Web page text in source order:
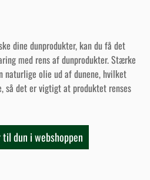
dine dunprodukter, kan du få det
med rens af dunprodukter. Stærke
olie ud af dunene, hvilket
så det er vigtigt at produktet renses
dun i webshoppen